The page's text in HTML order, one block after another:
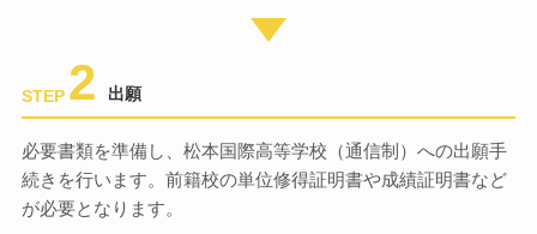
STEP 2 出願
必要書類を準備し、松本国際高等学校（通信制）への出願手
続きを行います。前籍校の単位修得証明書や成績証明書など
が必要となります。